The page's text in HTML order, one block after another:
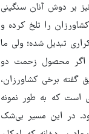
بر دوش آنان سنگینی
را تلخ کرده و
تبدیل شده؛ ولی ما
اگر محصول زحمت دو
گفته برخی کشاورزان،
در حالی است که به طور نمونه
می‌شود. در این مسیر بی‌شک